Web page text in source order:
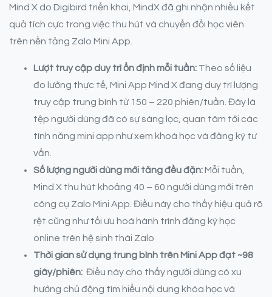
Mind X do Digibird triển khai, MindX đã ghi nhận nhiều kết
quả tích cực trong việc thu hút và chuyển đổi học viên
trên nền tảng Zalo Mini App.
Lượt truy cập duy trì ổn định mỗi tuần: Theo số liệu
đo lường thực tế, Mini App Mind X đang duy trì lượng
truy cập trung bình từ 150 – 220 phiên/tuần. Đây là
tệp người dùng đã có sự sàng lọc, quan tâm tới các
tính năng mini app như xem khoá học và đăng ký tư
vấn.
Số lượng người dùng mới tăng đều đặn:Mỗi tuần,
Mind X thu hút khoảng 40 – 60 người dùng mới trên
công cụ Zalo Mini App. Điều này cho thấy hiệu quả rõ
rệt cũng như tối ưu hoá hành trình đăng ký học
online trên hệ sinh thái Zalo
Thời gian sử dụng trung bình trên Mini App đạt ~98
giây/phiên: Điều này cho thấy người dùng có xu
hướng chủ động tìm hiểu nội dung khóa học và